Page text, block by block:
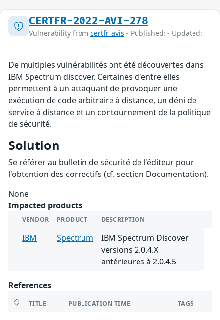
CERTFR-2022-AVI-278
Vulnerability from certfr_avis - Published: - Updated:
De multiples vulnérabilités ont été découvertes dans
IBM Spectrum discover. Certaines d'entre elles
permettent à un attaquant de provoquer une
exécution de code arbitraire à distance, un déni de
service à distance et un contournement de la politique
de sécurité.
Solution
Se référer au bulletin de sécurité de l'éditeur pour
l'obtention des correctifs (cf. section Documentation).
None
Impacted products
VENDOR PRODUCT DESCRIPTION
IBM Spectrum
IBM Spectrum Discover
versions 2.0.4.X
antérieures à 2.0.4.5
References
TITLE PUBLICATION TIME TAGS